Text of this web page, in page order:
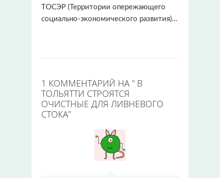
ТОСЭР (Территории опережающего
социально-экономического развития)…
1 КОММЕНТАРИЙ НА “ В
ТОЛЬЯТТИ СТРОЯТСЯ
ОЧИСТНЫЕ ДЛЯ ЛИВНЕВОГО
СТОКА”